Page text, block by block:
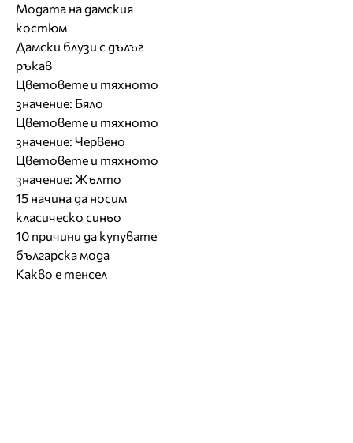
Модата на дамския
костюм
Дамски блузи с дълъг
ръкав
Цветовете и тяхното
значение: Бяло
Цветовете и тяхното
значение: Червено
Цветовете и тяхното
значение: Жълто
15 начина да носим
класическо синьо
10 причини да купувате
българска мода
Какво е тенсел